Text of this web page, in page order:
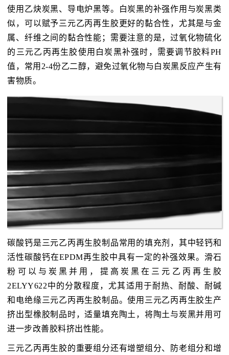
使用乙炔炭黑、导电炉黑等。白炭黑的补强作用与炭黑类
似，可以赋予三元乙丙再生胶更好的黏合性，尤其是与金
属、纤维之间的黏合性能；需要注意的是，过氧化物硫化
的三元乙丙再生胶使用白炭黑补强时，需要调节胶料PH
值，常用2-4份乙二醇，避免过氧化物与白炭黑反应产生有
害物质。
碳酸钙是三元乙丙再生胶制品常用的填充剂，其中轻钙和
活性碳酸钙在EPDM再生胶中具有一定的补强效果。滑石
粉可以与炭黑并用，提高炭黑在三元乙丙再生胶
2ELYY622中的分散程度，尤其适用于耐热、耐酸、耐碱
和电绝缘三元乙丙再生胶制品。使用三元乙丙再生胶生产
挤出型橡胶制品时，适量填充陶土，将陶土与炭黑并用可
进一步改善胶料挤出性能。
三元乙丙再生胶的重要组分还有增塑组分、防老组分和增